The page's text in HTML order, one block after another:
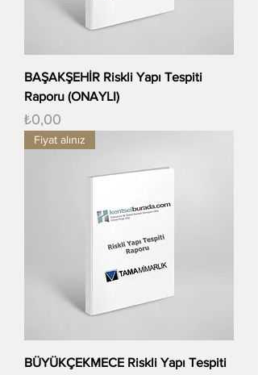
BAŞAKŞEHİR Riskli Yapı Tespiti
Raporu (ONAYLI)
Fiyat
₺0,00
Fiyat alınız
BÜYÜKÇEKMECE Riskli Yapı Tespiti